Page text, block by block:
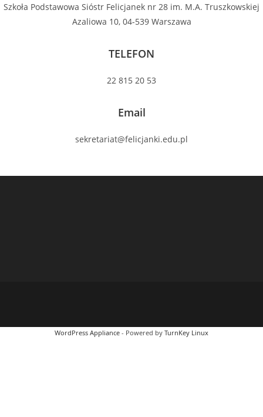
Szkoła Podstawowa Sióstr Felicjanek nr 28 im. M.A. Truszkowskiej
Azaliowa 10, 04-539 Warszawa
TELEFON
22 815 20 53
Email
sekretariat@felicjanki.edu.pl
WordPress Appliance - Powered by TurnKey Linux